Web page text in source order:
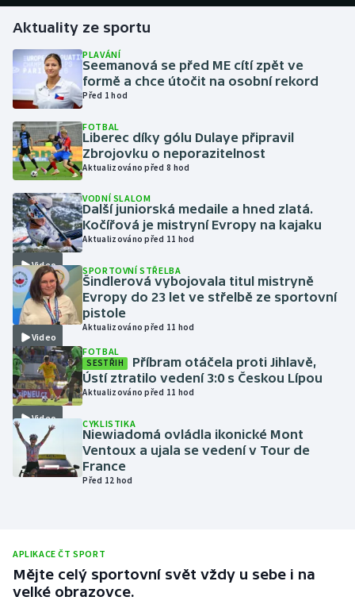
Golf
Gymnastika
Házená
Jezdectví
Judo
Krasobruslení
Lezení
Lyže a snowboard
Moderní pětiboj
Motorsport
Olympijské hry
Parasport
Plážový volejbal
Ragby
Aktuality ze sportu
PLAVÁNÍ
Seemanová se před ME cítí zpět ve
formě a chce útočit na osobní rekord
Před 1 hod
FOTBAL
Liberec díky gólu Dulaye připravil
Zbrojovku o neporazitelnost
Aktualizováno před 8 hod
Video
VODNÍ SLALOM
Další juniorská medaile a hned zlatá.
Kočířová je mistryní Evropy na kajaku
Aktualizováno před 11 hod
Video
SPORTOVNÍ STŘELBA
Šindlerová vybojovala titul mistryně
Evropy do 23 let ve střelbě ze sportovní
pistole
Aktualizováno před 11 hod
Video
FOTBAL
SESTŘIH
Příbram otáčela proti Jihlavě,
Ústí ztratilo vedení 3:0 s Českou Lípou
Aktualizováno před 11 hod
CYKLISTIKA
Niewiadomá ovládla ikonické Mont
Ventoux a ujala se vedení v Tour de
France
Před 12 hod
APLIKACE ČT SPORT
Mějte celý sportovní svět vždy u sebe i na
velké obrazovce.